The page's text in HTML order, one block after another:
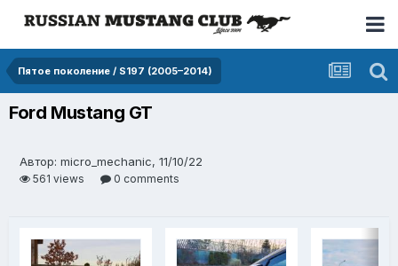
Пятое поколение / S197 (2005–2014)
Ford Mustang GT
Автор: micro_mechanic, 11/10/22
561 views 0 comments